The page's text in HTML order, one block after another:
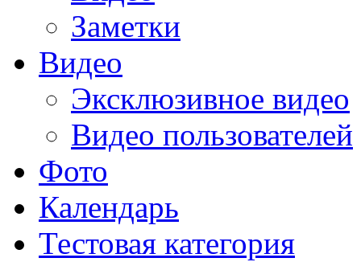
Заметки
Видео
Эксклюзивное видео
Видео пользователей
Фото
Календарь
Тестовая категория